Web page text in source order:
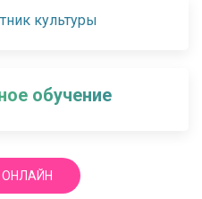
культуры
обучение